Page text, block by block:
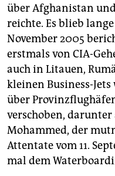
über Afghanistan
reichte. Es blieb
November 2005
erstmals von CIA-
auch in Litauen,
kleinen Business-
über
verschoben, darunter
Mohammed, der
Attentate vom 11.
mal dem